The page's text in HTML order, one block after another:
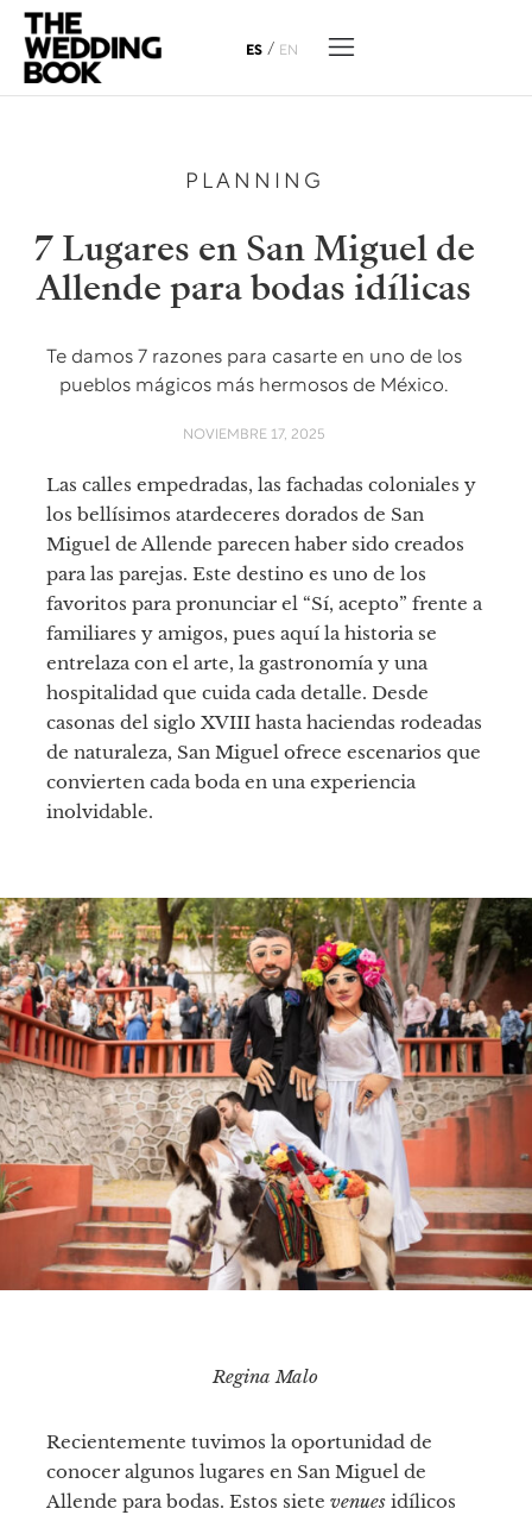
ES / EN
PLANNING
7 Lugares en San Miguel de
Allende para bodas idílicas
Te damos 7 razones para casarte en uno de los
pueblos mágicos más hermosos de México.
NOVIEMBRE 17, 2025
Las calles empedradas, las fachadas coloniales y
los bellísimos atardeceres dorados de San
Miguel de Allende parecen haber sido creados
para las parejas. Este destino es uno de los
favoritos para pronunciar el “Sí, acepto” frente a
familiares y amigos, pues aquí la historia se
entrelaza con el arte, la gastronomía y una
hospitalidad que cuida cada detalle. Desde
casonas del siglo XVIII hasta haciendas rodeadas
de naturaleza, San Miguel ofrece escenarios que
convierten cada boda en una experiencia
inolvidable.
Regina Malo
Recientemente tuvimos la oportunidad de
conocer algunos lugares en San Miguel de
Allende para bodas. Estos sietevenues idílicos